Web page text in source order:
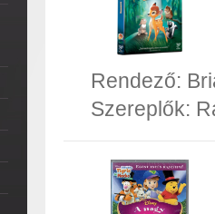
Rendező:
Szereplők: